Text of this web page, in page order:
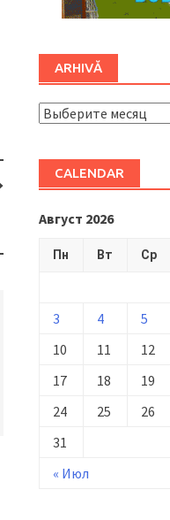
ARHIVĂ
ARHIVĂ
CALENDAR
Август 2026
Пн Вт Ср
« Июл
3
4 5
10
11 12
17
18 19
24
25 26
31